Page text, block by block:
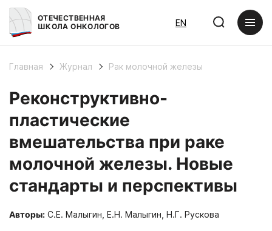
ОТЕЧЕСТВЕННАЯ
ШКОЛА ОНКОЛОГОВ
EN
Главная Журнал Рак молочной железы
Реконструктивно-
пластические
вмешательства при раке
молочной железы. Новые
стандарты и перспективы
Авторы: С.Е. Малыгин, Е.Н. Малыгин, Н.Г. Рускова